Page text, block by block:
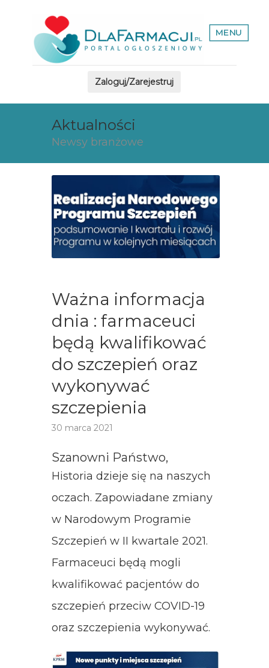
MENU
Zaloguj/Zarejestruj
Aktualności
Newsy branżowe
Ważna informacja
dnia : farmaceuci
będą kwalifikować
do szczepień oraz
wykonywać
szczepienia
30 marca 2021
Szanowni Państwo,
Historia dzieje się na naszych
oczach. Zapowiadane zmiany
w Narodowym Programie
Szczepień w II kwartale 2021.
Farmaceuci będą mogli
kwalifikować pacjentów do
szczepień przeciw COVID-19
oraz szczepienia wykonywać.